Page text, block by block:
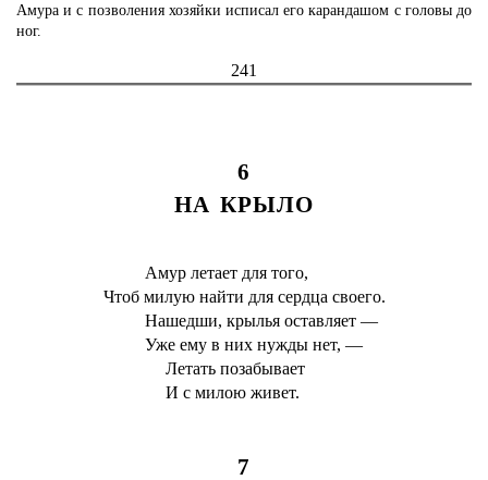
Амура и с позволения хозяйки исписал его карандашом с головы до
ног.
241
6
НА КРЫЛО
Амур летает для того,
Чтоб милую найти для сердца своего.
Нашедши, крылья оставляет —
Уже ему в них нужды нет, —
Летать позабывает
И с милою живет.
7